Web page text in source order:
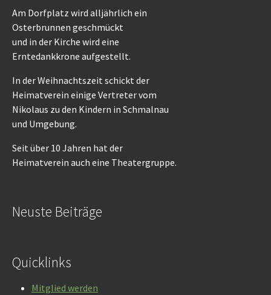
Am Dorfplatz wird alljährlich ein
Osterbrunnen geschmückt
und in der Kirche wird eine
Erntedankkrone aufgestellt.
In der Weihnachtszeit schickt der
Heimatverein einige Vertreter vom
Nikolaus zu den Kindern in Schmalnau
und Umgebung.
Seit über 10 Jahren hat der
Heimatverein auch eine Theatergruppe.
Neuste Beiträge
Quicklinks
Mitglied werden